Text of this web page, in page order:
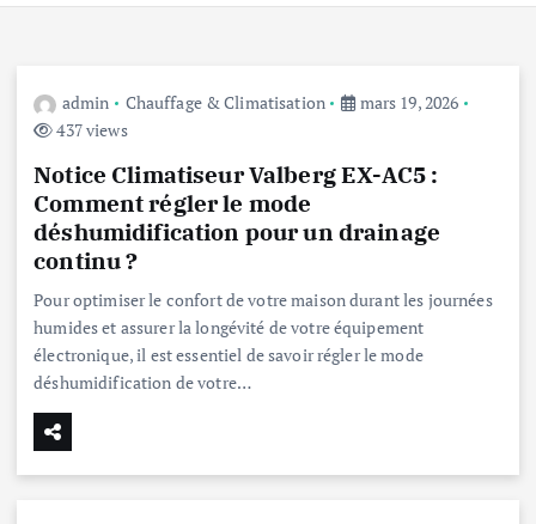
admin Chauffage & Climatisation
mars 19, 2026
437 views
Notice Climatiseur Valberg EX-AC5 :
Comment régler le mode
déshumidification pour un drainage
continu ?
Pour optimiser le confort de votre maison durant les journées
humides et assurer la longévité de votre équipement
électronique, il est essentiel de savoir régler le mode
déshumidification de votre…